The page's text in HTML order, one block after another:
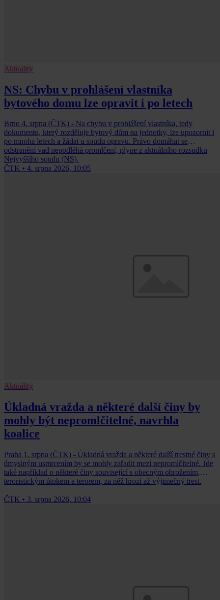
Aktuality
NS: Chybu v prohlášení vlastníka
bytového domu lze opravit i po letech
Brno 4. srpna (ČTK) - Na chybu v prohlášení vlastníka, tedy
dokumentu, který rozděluje bytový dům na jednotky, lze upozornit i
po mnoha letech a žádat u soudu opravu. Právo domáhat se
odstranění vad nepodléhá promlčení, plyne z aktuálního rozsudku
Nejvyššího soudu (NS).
ČTK • 4. srpna 2026, 10:05
Aktuality
Úkladná vražda a některé další činy by
mohly být nepromlčitelné, navrhla
koalice
Praha 1. srpna (ČTK) - Úkladná vražda a některé další trestné činy s
úmyslným usmrcením by se mohly zařadit mezi nepromlčitelné. Jde
také například o některé činy související s obecným ohrožením,
teroristickým útokem a terorem, za něž hrozí až výjimečný trest.
ČTK • 3. srpna 2026, 10:04